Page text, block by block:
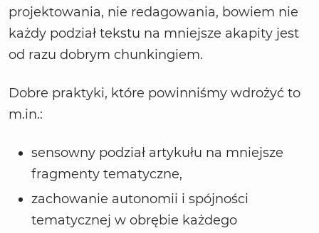
projektowania, nie redagowania, bowiem nie
każdy podział tekstu na mniejsze akapity jest
od razu dobrym chunkingiem.
Dobre praktyki, które powinniśmy wdrożyć to
m.in.:
sensowny podział artykułu na mniejsze
fragmenty tematyczne,
zachowanie autonomii i spójności
tematycznej w obrębie każdego